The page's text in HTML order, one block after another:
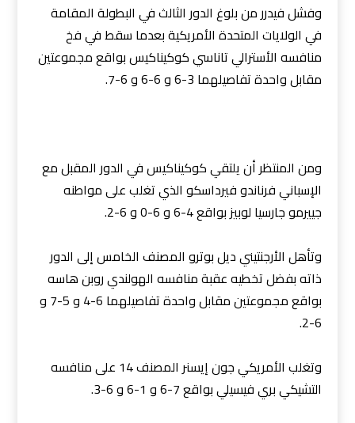
وفشل فيدرر من بلوغ الدور الثالث في البطولة المقامة
في الولايات المتحدة الأمريكية بعدما سقط في فخ
منافسه الأسترالي تاناسي كوكيناكيس بواقع مجموعتين
مقابل واحدة تفاصيلهما 3-6 و 6-6 و 6-7.
ومن المنتظر أن يلتقي كوكيناكيس في الدور المقبل مع
الإسباني فرناندو فيرداسكو الذي تغلب على مواطنه
جييرمو جارسيا لوبيز بواقع 4-6 و 6-0 و 6-2.
وتأهل الأرجنتيني ديل بوترو المصنف الخامس إلى الدور
ذاته بفضل تخطيه عقبة منافسه الهولندي روبن هاسه
بواقع مجموعتين مقابل واحدة تفاصيلهما 6-4 و 5-7 و
6-2.
وتغلب الأمريكي جون إيسنر المصنف 14 على منافسه
التشيكي بري فيسيلي بواقع 7-6 و 1-6 و 6-3.